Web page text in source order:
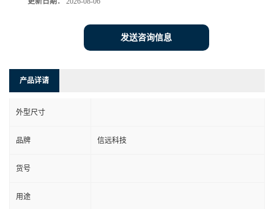
发送咨询信息
产品详请
外型尺寸
品牌 信远科技
货号
用途